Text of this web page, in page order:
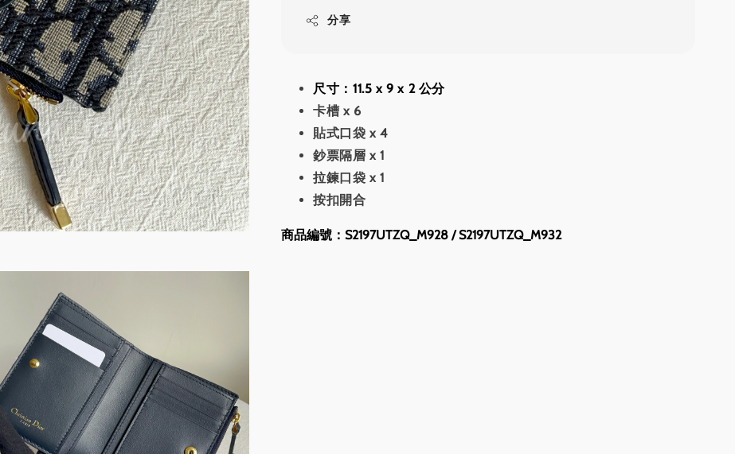
分享
尺寸：11.5 x 9 x 2 公分
卡槽 x 6
貼式口袋 x 4
鈔票隔層 x 1
拉鍊口袋 x 1
按扣開合
商品編號：S2197UTZQ_M928 / S2197UTZQ_M932